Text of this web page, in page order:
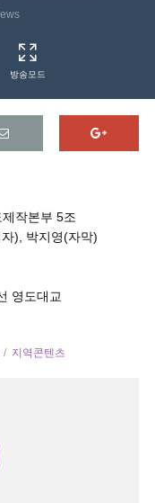
방송모드
작본부 5조
), 박지영(자막)
영도대교
지역콘텐츠